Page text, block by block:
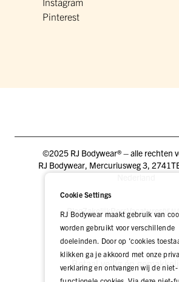
Pinterest
©2025 RJ Bodywear® – alle rechten
RJ Bodywear, Mercuriusweg 3,
BlogZakelijkPers Vacatures
Betaal veilig én
Cookie Settings
RJ Bodywear maakt gebruik van
worden gebruikt voor verschillende
doeleinden. Door op 'cookies
klikken ga je akkoord met onze
verklaring en ontvangen wij de niet-